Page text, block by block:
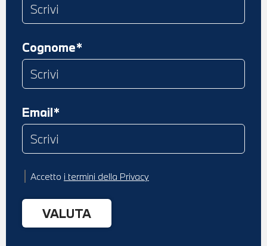
Cognome*
Email*
Accetto i termini della Privacy